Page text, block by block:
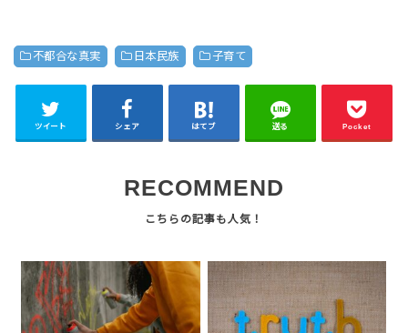
不都合な真実 日本民族 子育て
ツイート シェア はてブ 送る Pocket
RECOMMEND